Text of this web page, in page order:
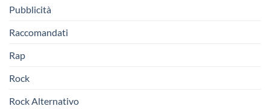
Pubblicità
Raccomandati
Rap
Rock
Rock Alternativo